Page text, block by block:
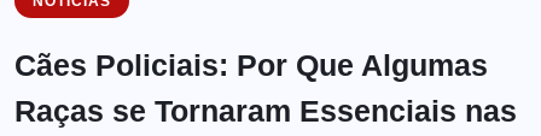
Cães Policiais: Por Que Algumas
Raças se Tornaram Essenciais nas